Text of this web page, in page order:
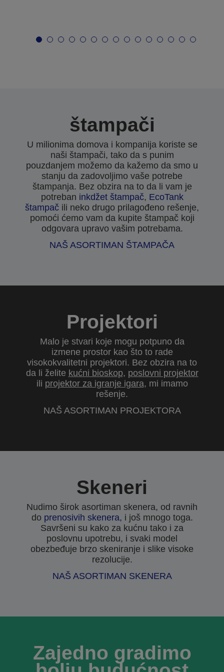
štampači
U milionima domova i kompanija koriste se
naši štampači, tako da s punim
pouzdanjem možemo da kažemo da smo u
stanju da zadovoljimo vaše potrebe
štampanja. Bez obzira na to da li vam je
potreban inkdžet štampač, EcoTank
štampač ili neko drugo prilagođeno rešenje,
pomoći ćemo vam da kupite štampač koji
odgovara upravo vašim potrebama.
NAŠ ASORTIMAN ŠTAMPAČA
Projektori
Malo je stvari koje mogu potpuno da
izmene prostor kao što to rade
visokokvalitetni projektori. Bez obzira na to
da li želite kućni bioskop, poslovni projektor
ili projektor za igranje igara, mi imamo
rešenje.
NAŠ ASORTIMAN PROJEKTORA
Skeneri
Nudimo širok asortiman skenera, od ravnih
do prenosivih skenera, i još mnogo toga.
Savršeni su kako za kućnu tako i za
poslovnu upotrebu, i svaki model
obezbeđuje brzo skeniranje i slike visoke
rezolucije.
NAŠ ASORTIMAN SKENERA
Zajedno gradimo